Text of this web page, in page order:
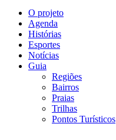
O projeto
Agenda
Histórias
Esportes
Notícias
Guia
Regiões
Bairros
Praias
Trilhas
Pontos Turísticos